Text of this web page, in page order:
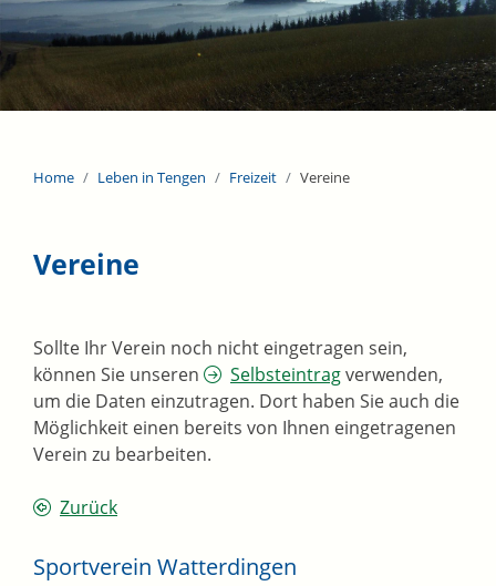
Home Leben in Tengen Freizeit Vereine
Vereine
Sollte Ihr Verein noch nicht eingetragen sein,
können Sie unseren
Selbsteintragverwenden,
um die Daten einzutragen. Dort haben Sie auch die
Möglichkeit einen bereits von Ihnen eingetragenen
Verein zu bearbeiten.
Zurück
Sportverein Watterdingen